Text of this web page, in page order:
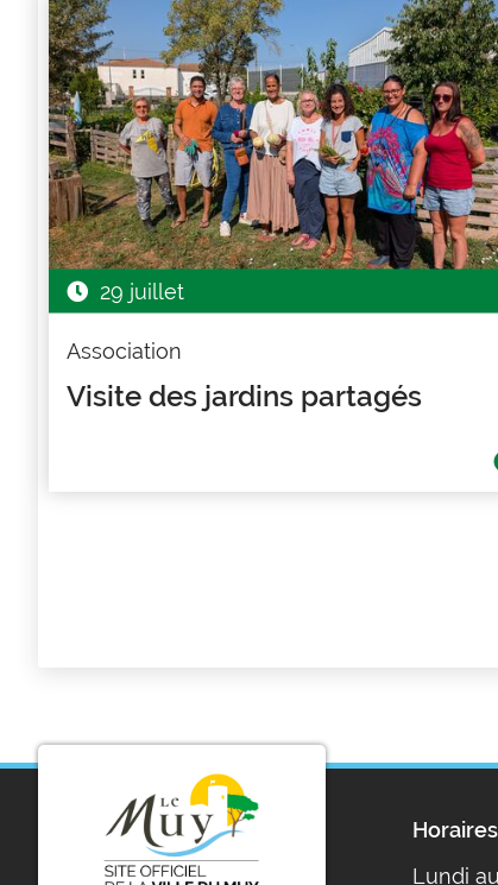
29 juillet
Association
Visite des jardins partagés
Lundi